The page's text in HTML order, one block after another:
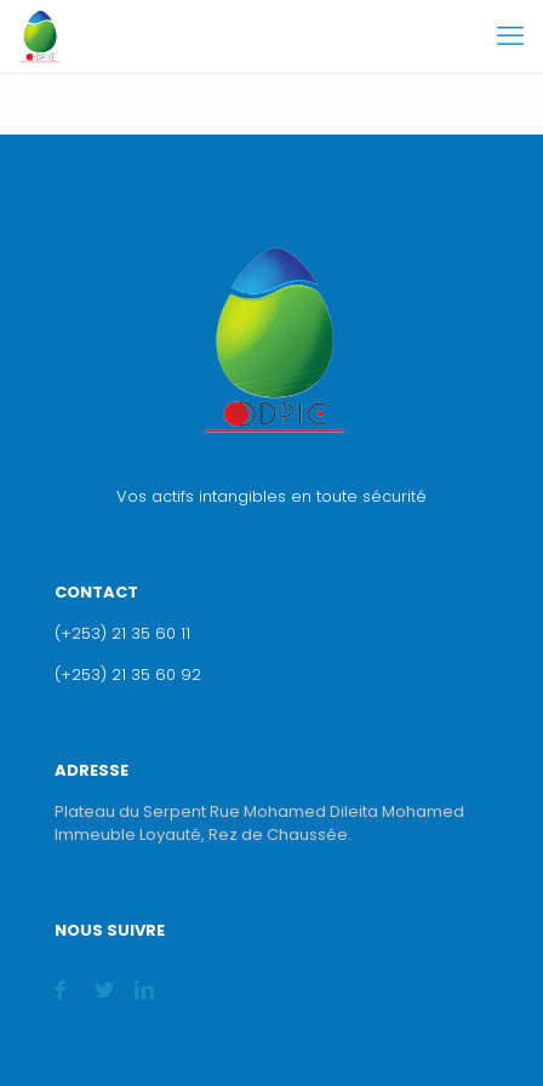
Vos actifs intangibles en toute sécurité
CONTACT
(+253) 21 35 60 11
(+253) 21 35 60 92
ADRESSE
Plateau du Serpent Rue Mohamed Dileita Mohamed
Immeuble Loyauté, Rez de Chaussée.
NOUS SUIVRE